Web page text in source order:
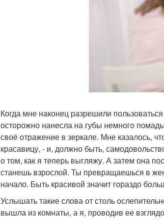
Когда мне наконец разрешили
осторожно нанесла на губы немного
своё отражение в зеркале. Мне казалось,
красавицу, - и, должно быть,
о том, как я теперь выгляжу. А затем она
станешь взрослой. Ты превращаешься в
начало. Быть красивой значит гораздо
Услышать такие слова от столь
вышла из комнаты, а я, проводив ее